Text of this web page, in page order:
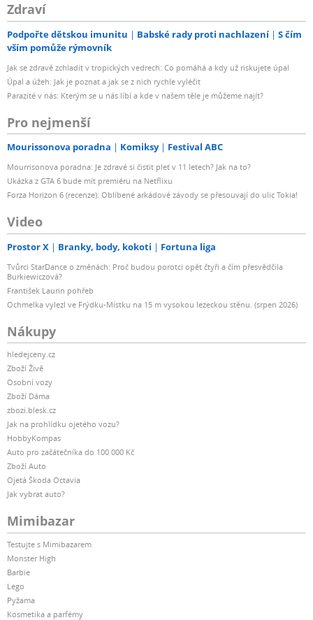
Zdraví
Podpořte dětskou imunitu Babské rady proti nachlazení
S čím
vším pomůže rýmovník
Jak se zdravě zchladit v tropických vedrech: Co pomáhá a kdy už riskujete úpal
Úpal a úžeh: Jak je poznat a jak se z nich rychle vyléčit
Parazité v nás: Kterým se u nás líbí a kde v našem těle je můžeme najít?
Pro nejmenší
Mourissonova poradna Komiksy Festival ABC
Mourrisonova poradna: Je zdravé si čistit pleť v 11 letech? Jak na to?
Ukázka z GTA 6 bude mít premiéru na Netflixu
Forza Horizon 6 (recenze): Oblíbené arkádové závody se přesouvají do ulic Tokia!
Video
Prostor X Branky, body, kokoti Fortuna liga
Tvůrci StarDance o změnách: Proč budou porotci opět čtyři a čím přesvědčila
Burkiewiczová?
František Laurin pohřeb
Ochmelka vylezl ve Frýdku-Místku na 15 m vysokou lezeckou stěnu. (srpen 2026)
Nákupy
hledejceny.cz
Zboží Živě
Osobní vozy
Zboží Dáma
zbozi.blesk.cz
Jak na prohlídku ojetého vozu?
HobbyKompas
Auto pro začátečníka do 100 000 Kč
Zboží Auto
Ojetá Škoda Octavia
Jak vybrat auto?
Mimibazar
Testujte s Mimibazarem
Monster High
Barbie
Lego
Pyžama
Kosmetika a parfémy